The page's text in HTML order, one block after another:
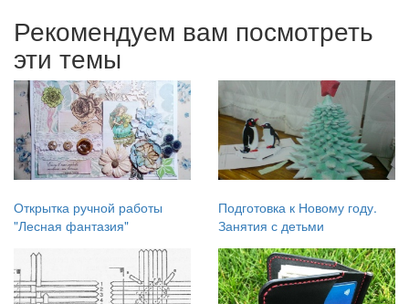
Рекомендуем вам посмотреть
эти темы
Открытка ручной работы
"Лесная фантазия"
Подготовка к Новому году.
Занятия с детьми